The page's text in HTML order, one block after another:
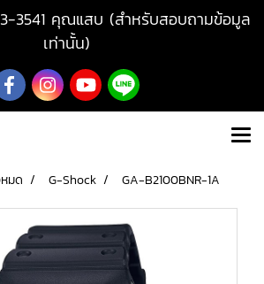
3541 คุณแสบ (สำหรับสอบถามข้อมูล
เท่านั้น)
มด G-Shock GA-B2100BNR-1A